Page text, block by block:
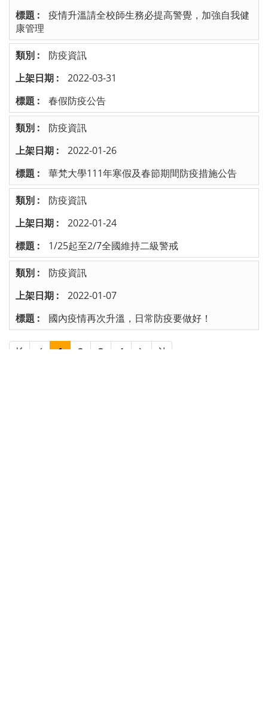
疫情升溫請全校師生務必提高警覺，加強自我健
康管理
防疫資訊
2022-03-31
春假防疫公告
防疫資訊
2022-01-26
華梵大學111年寒假及春節期間防疫措施公告
防疫資訊
2022-01-24
1/25起至2/7全國維持二級警戒
防疫資訊
2022-01-07
國內疫情再次升溫，日常防疫要做好！
1 2 3 4